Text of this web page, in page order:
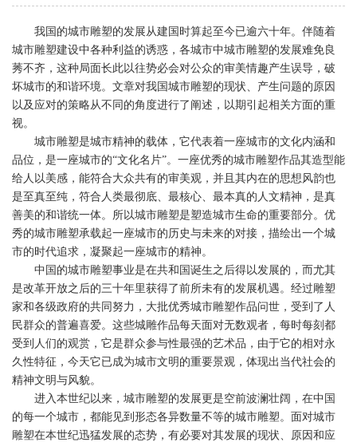
我国的城市雕塑的发展从建国时算起至今已逾六十年。伴随着
城市雕塑建设中各种利益的诱惑，各城市中城市雕塑的发展难免良
莠不齐，这种局面长此以往势必会对公众的审美情趣产生误导，破
坏城市的和谐环境。文章对我国城市雕塑的现状、产生问题的原因
以及应对的策略从不同的角度进行了阐述，以期引起相关方面的重
视。
城市雕塑是城市精神的载体，它代表着一座城市的文化内涵和
品位，是一座城市的“文化名片”。一座优秀的城市雕塑作品其造型能
给人以美感，能符合大众共有的审美观，并且其内在的思想风韵也
是至真至纯，符合人类最彻底、最核心、最本真的人文精神，是真
善美的和谐统一体。所以城市雕塑是塑造城市生命的重要部分。优
秀的城市雕塑承载起一座城市的历史与未来的对接，描绘出一个城
市的时代追求，凝聚起一座城市的精神。
中国的城市雕塑事业是在共和国诞生之后得以发展的，而尤其
是改革开放之后的三十年里获得了前所未有的发展机遇。经过雕塑
家和各级政府的共同努力，大批优秀城市雕塑作品问世，受到了人
民群众的普遍喜爱。这些城雕作品每天面对无数观者，每时每刻都
受到人们的观赏，它是群众参与性最强的艺术品，由于它的相对永
久性特征，今天它已成为城市文明的重要景观，体现出当代社会的
精神文明与风貌。
进入本世纪以来，城市雕塑的发展更是空前波澜壮阔，在中国
的每一个城市，都能见到形态各异数量不等的城市雕塑。面对城市
雕塑在本世纪迅猛发展的态势，有必要对其发展的现状、原因和应